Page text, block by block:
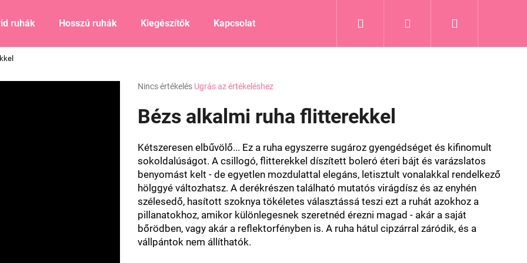
ruhák Hosszú ruhák Kiegészítők Kapcsolat Keresés Bejelentkezés
A
átlagos
értékelése
0,0
csillag.
Nincs értékelés Ugrás az értékeléshez
Bézs alkalmi ruha flitterekkel
Kétszeresen elbűvölő... Ez a ruha egyszerre sugároz gyengédséget és kifinomult
sokoldalúságot. A csillogó, flitterekkel díszített boleró éteri bájt és varázslatos
benyomást kelt - de egyetlen mozdulattal elegáns, letisztult vonalakkal rendelkező
hölggyé változhatsz. A derékrészen található mutatós virágdísz és az enyhén
szélesedő, hasított szoknya tökéletes választássá teszi ezt a ruhát azokhoz a
pillanatokhoz, amikor különlegesnek szeretnéd érezni magad - akár a saját
bőrödben, vagy akár a reflektorfényben is. A ruha hátul cipzárral záródik, és a
vállpántok nem állíthatók.
KERESÉS